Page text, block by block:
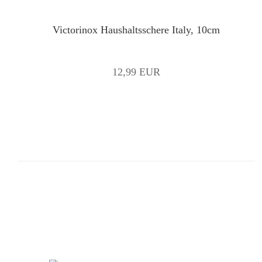
Victorinox Haushaltsschere Italy, 10cm
12,99 EUR